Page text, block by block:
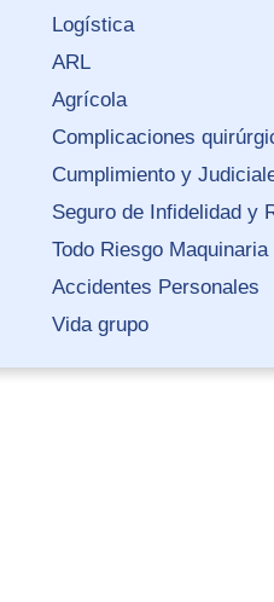
Logística
ARL
Agrícola
Complicaciones
Cumplimiento y
Seguro de Infidelidad y
Todo Riesgo
Accidentes Personales
Vida grupo